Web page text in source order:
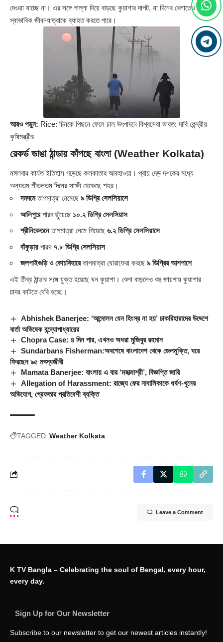
দেওয়া যাচ্ছে না। এর সঙ্গে পাল্লা দিয়ে বাড়ছে কুয়াশার দাপট, যা দিনের বেলাতেও
স্বাভাবিক জীবনযাত্রাকে ব্যাহত করতে পারে।
আরও পড়ুন: Rice: চিনকে পিছনে ফেলে চাল উৎপাদনে বিশ্বসেরা ভারত: দাবি কেন্দ্রীয়
কৃষিমন্ত্রীর
রেকর্ড ভাঙা ঠান্ডায় কাঁপছে বাংলা (Weather Kolkata)
মঙ্গলবার কার্যত ইতিহাস গড়েছে কলকাতার আবহাওয়া। প্রায় দেড় দশকের মধ্যে
অন্যতম শীতলতম দিনের সাক্ষী থেকেছে শহর।
দমদমেতাপমাত্রা নেমেছে ৯ ডিগ্রি সেলসিয়াসে
আলিপুরেপারদ ছুঁয়েছে ১০.২ ডিগ্রি সেলসিয়াস
শ্রীনিকেতনেতাপমাত্রা নেমে গিয়েছে ৬.২ ডিগ্রি সেলসিয়াসে
বাঁকুড়ায়পারদ ৭.৮ ডিগ্রি সেলসিয়াস
জলপাইগুড়ি ও কোচবিহারেতাপমাত্রা ঘোরাফেরা করছে ৯ ডিগ্রির আশপাশে
এই তীব্র ঠান্ডার সঙ্গে যুক্ত হয়েছে ঘন কুয়াশা। বেলা বাড়লেও বহু জায়গায় কুয়াশার
চাদর কাটতে দেরি হচ্ছে।
Abhishek Banerjee: ‘আন্দোলন যেন হিংস্র না হয়’ চাকরিহারাদের উদ্দেশে
বার্তা অভিষেক বন্দ্যোপাধ্যায়ের
Chopra Case: ৪ দিন পার, এখনও অধরা মুজিবুর রহমান
Sundarbans Fisherman:অবশেষে বাংলাদেশ থেকে জেলমুক্তি, ঘরে
ফিরছেন ৯৫ মৎস্যজীবী
Mamata Banerjee: বাংলায় এ বার ‘মহাত্মাশ্রী’, বিজ্ঞপ্তি জারি
Allegation of Harassment: রাজ্যে ফের নাবালিকাকে ধর্ষণ-খুনের
অভিযোগ, গ্রেফতার প্রতিবেশী ব্যক্তি
TAGGED: Weather Kolkata
Leave a Comment
K TV Bangla – Celebrating the soul of Bengal, every hour,
every day.
Sign Up for Our Newsletter
Subscribe to our newsletter to get our newest articles instantly!